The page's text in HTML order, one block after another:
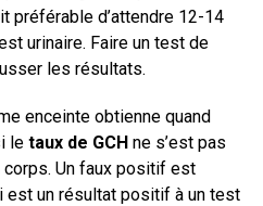
préférable d’attendre 12-14
urinaire. Faire un test de
les résultats.
enceinte obtienne quand
le taux de GCH ne s’est pas
Un faux positif est
est un résultat positif à un test